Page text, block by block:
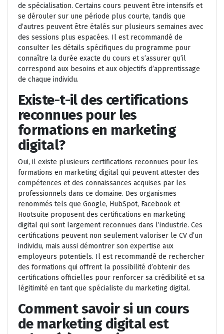
de spécialisation. Certains cours peuvent être intensifs et
se dérouler sur une période plus courte, tandis que
d’autres peuvent être étalés sur plusieurs semaines avec
des sessions plus espacées. Il est recommandé de
consulter les détails spécifiques du programme pour
connaître la durée exacte du cours et s’assurer qu’il
correspond aux besoins et aux objectifs d’apprentissage
de chaque individu.
Existe-t-il des certifications
reconnues pour les
formations en marketing
digital?
Oui, il existe plusieurs certifications reconnues pour les
formations en marketing digital qui peuvent attester des
compétences et des connaissances acquises par les
professionnels dans ce domaine. Des organismes
renommés tels que Google, HubSpot, Facebook et
Hootsuite proposent des certifications en marketing
digital qui sont largement reconnues dans l’industrie. Ces
certifications peuvent non seulement valoriser le CV d’un
individu, mais aussi démontrer son expertise aux
employeurs potentiels. Il est recommandé de rechercher
des formations qui offrent la possibilité d’obtenir des
certifications officielles pour renforcer sa crédibilité et sa
légitimité en tant que spécialiste du marketing digital.
Comment savoir si un cours
de marketing digital est